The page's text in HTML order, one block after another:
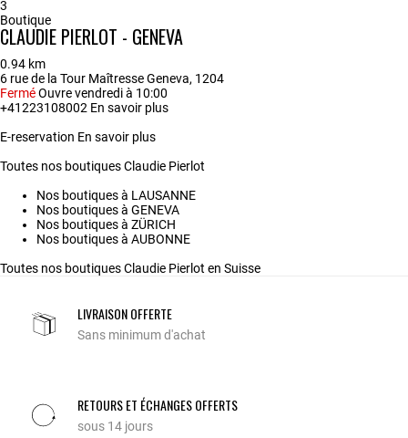
3
Boutique
CLAUDIE PIERLOT - GENEVA
0.94 km
6 rue de la Tour Maîtresse Geneva, 1204
FerméOuvre vendredi à 10:00
+41223108002 En savoir plus
E-reservation En savoir plus
Toutes nos boutiques Claudie Pierlot
Nos boutiques à LAUSANNE
Nos boutiques à GENEVA
Nos boutiques à ZÜRICH
Nos boutiques à AUBONNE
Toutes nos boutiques Claudie Pierlot en Suisse
LIVRAISON OFFERTE
Sans minimum d'achat
RETOURS ET ÉCHANGES OFFERTS
sous 14 jours